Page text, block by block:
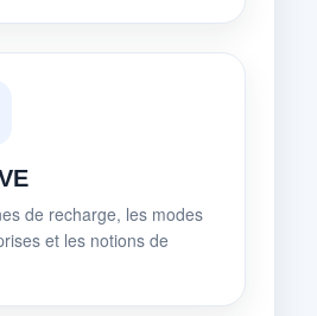
de recharge, les modes
et les notions de